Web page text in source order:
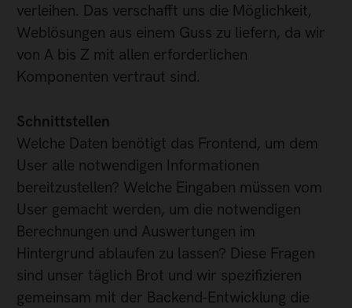
verleihen. Das verschafft uns die Möglichkeit,
Weblösungen aus einem Guss zu liefern, da wir
von A bis Z mit allen erforderlichen
Komponenten vertraut sind.
Schnittstellen
Welche Daten benötigt das Frontend, um dem
User alle notwendigen Informationen
bereitzustellen? Welche Eingaben müssen vom
User gemacht werden, um die notwendigen
Berechnungen und Auswertungen im
Hintergrund ablaufen zu lassen? Diese Fragen
sind unser täglich Brot und wir spezifizieren
gemeinsam mit der Backend-Entwicklung die